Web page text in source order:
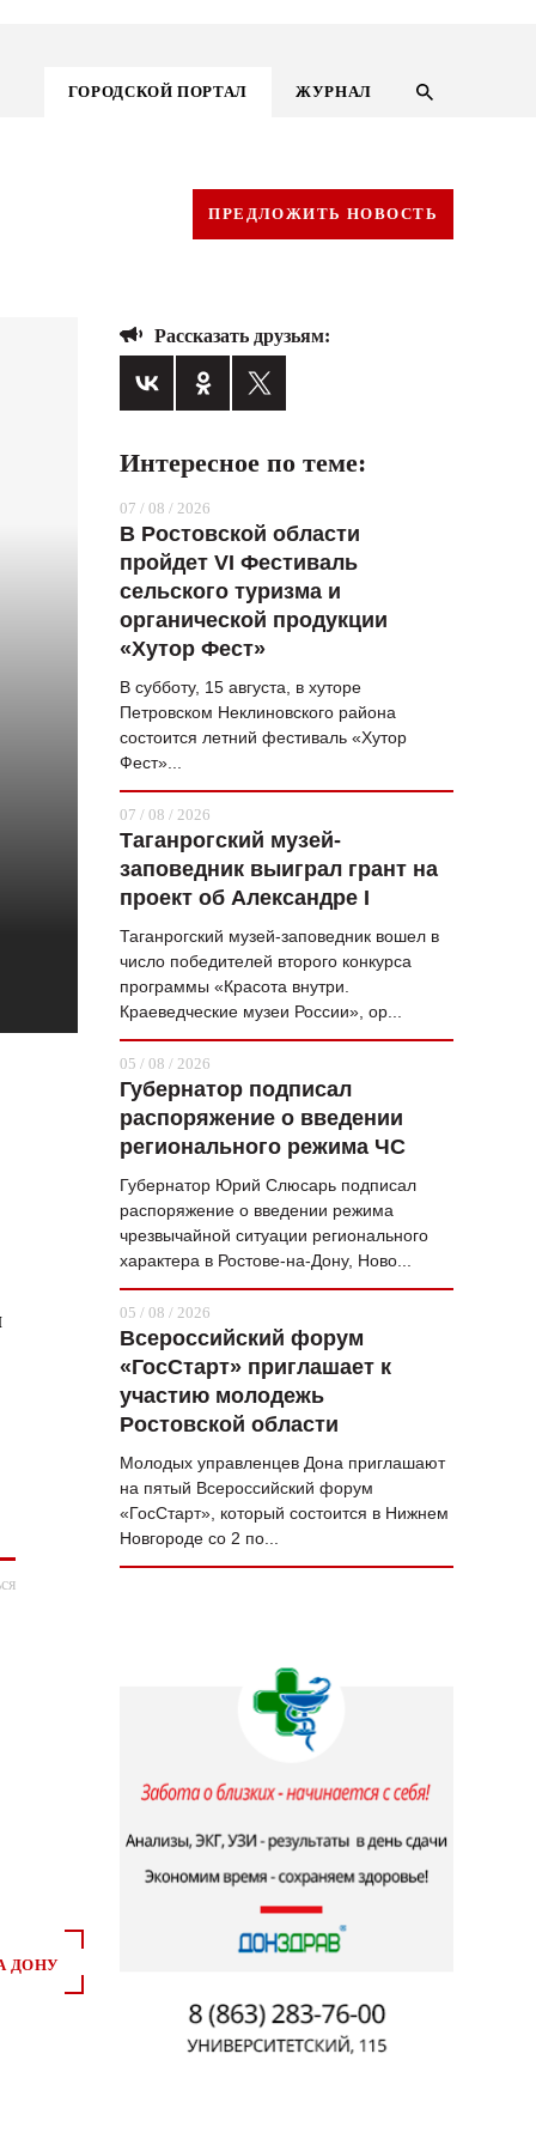
ГОРОДСКОЙ ПОРТАЛ ЖУРНАЛ
ГОРОДСКОЙ ПОРТАЛ
ВОПРОС НЕДЕЛИ
СТИЛЬ ЖИЗНИ
ХАЙП
ЧЕЛОВЕК ОСОБЕННЫЙ
КУЛЬТ ЕДЫ
АФИША
ЖУРНАЛ
ПРЕДЛОЖИТЬ НОВОСТЬ
ДОНУ
Рассказать друзьям:
Интересное по теме:
07 / 08 / 2026
В Ростовской области
пройдет VI Фестиваль
сельского туризма и
органической продукции
«Хутор Фест»
В субботу, 15 августа, в хуторе
Петровском Неклиновского района
состоится летний фестиваль «Хутор
Фест»...
07 / 08 / 2026
Таганрогский музей-
заповедник выиграл грант на
проект об Александре I
Таганрогский музей-заповедник вошел в
число победителей второго конкурса
программы «Красота внутри.
Краеведческие музеи России», ор...
05 / 08 / 2026
Губернатор подписал
распоряжение о введении
регионального режима ЧС
Губернатор Юрий Слюсарь подписал
распоряжение о введении режима
чрезвычайной ситуации регионального
характера в Ростове-на-Дону, Ново...
05 / 08 / 2026
Всероссийский форум
«ГосСтарт» приглашает к
участию молодежь
Ростовской области
Молодых управленцев Дона приглашают
на пятый Всероссийский форум
«ГосСтарт», который состоится в Нижнем
Новгороде со 2 по...